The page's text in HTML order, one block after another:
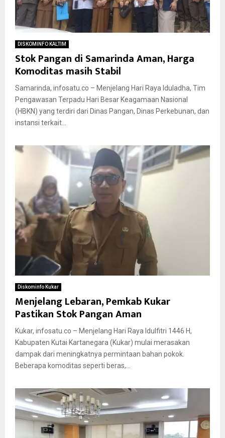
DISKOMINFO KALTIM
Stok Pangan di Samarinda Aman, Harga
Komoditas masih Stabil
Samarinda, infosatu.co – Menjelang Hari Raya Iduladha, Tim
Pengawasan Terpadu Hari Besar Keagamaan Nasional
(HBKN) yang terdiri dari Dinas Pangan, Dinas Perkebunan, dan
instansi terkait...
Diskominfo Kukar
Menjelang Lebaran, Pemkab Kukar
Pastikan Stok Pangan Aman
Kukar, infosatu.co – Menjelang Hari Raya Idulfitri 1446 H,
Kabupaten Kutai Kartanegara (Kukar) mulai merasakan
dampak dari meningkatnya permintaan bahan pokok.
Beberapa komoditas seperti beras,...